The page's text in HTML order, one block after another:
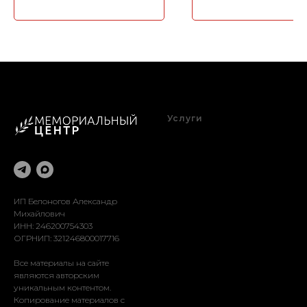
ИП Белоногов Александр
Михайлович
ИНН: 246200754303
ОГРНИП: 321246800017716
Все материалы на сайте
являются авторским
уникальным контентом.
Копирование материалов с
Услуги